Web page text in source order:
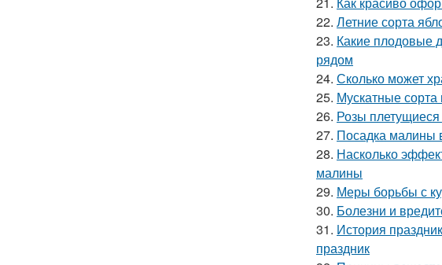
22. Летние сорта
23. Какие плодовые
рядом
24. Сколько может
25. Мускатные
26. Розы плетущиеся
27. Посадка малины
28. Насколько
малины
29. Меры борьбы с
30. Болезни и
31. История
праздник